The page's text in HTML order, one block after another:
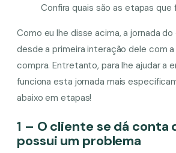
Confira quais são as etapas
Como eu lhe disse acima, a jornada
desde a primeira interação dele com
compra. Entretanto, para lhe ajudar a
funciona esta jornada mais
abaixo em etapas!
1 – O cliente se dá conta
possui um problema